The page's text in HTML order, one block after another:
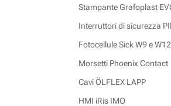
Stampante Grafoplast
Interruttori di sicurezza
Fotocellule Sick W9 e W12
Morsetti Phoenix Contact
Cavi ÖLFLEX LAPP
HMI iRis IMO